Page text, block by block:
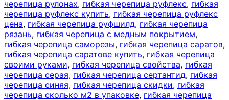
черепица рулонах, гибкая черепица руфлекс, гибкая
черепица руфлекс купить, гибкая черепица руфлекс
цена, гибкая черепица руфшилд, гибкая черепица
рязань, гибкая черепица с медным покрытием,
гибкая черепица саморезы, гибкая черепица саратов,
гибкая черепица саратове купить, гибкая черепица
своими руками, гибкая черепица свойства, гибкая
черепица серая, гибкая черепица сертантид, гибкая
черепица синяя, гибкая черепица скидки, гибкая
черепица сколько м2 в упаковке, гибкая черепица